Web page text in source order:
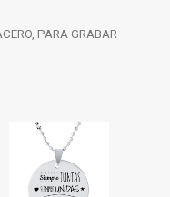
PARA GRABAR